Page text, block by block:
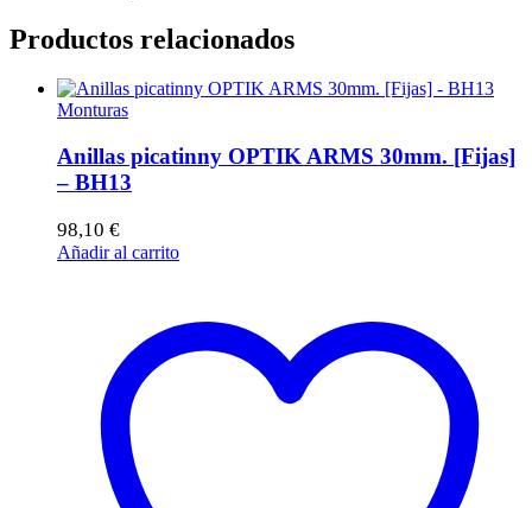
Productos relacionados
Monturas
Anillas picatinny OPTIK ARMS 30mm. [Fijas]
– BH13
98,10 €
Añadir al carrito